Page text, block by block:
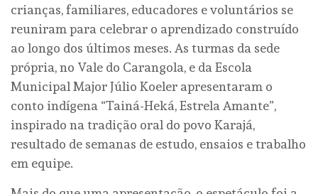
crianças, familiares, educadores e voluntários se
reuniram para celebrar o aprendizado construído
ao longo dos últimos meses. As turmas da sede
própria, no Vale do Carangola, e da Escola
Municipal Major Júlio Koeler apresentaram o
conto indígena “Tainá-Heká, Estrela Amante”,
inspirado na tradição oral do povo Karajá,
resultado de semanas de estudo, ensaios e trabalho
em equipe.